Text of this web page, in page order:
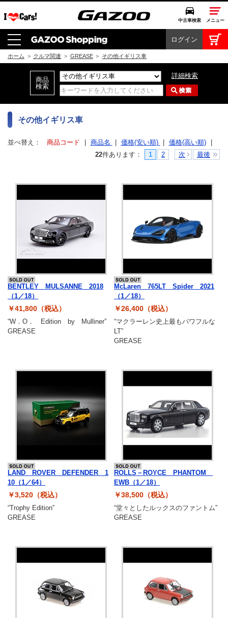
中古車検索 メニュー
中古車検索 クルマカタログ
愛車広場
クルマ情報
モビリティ
ドライブ
最新ニュース
TOYOTA GAZOO Racing
GAZOO SPORTS
GAZOO Shopping
ログイン
ホーム > クルマ関連 > GREASE > その他イギリス車
詳細検索
その他イギリス車
並べ替え： 商品コード 商品名 価格(安い順) 価格(高い順)
22件あります ： 1 2 次 最後
BENTLEY MULSANNE 2018
（1／18）
￥41,800（税込）
“W．O． Edition by Mulliner”
GREASE
McLaren 765LT Spider 2021
（1／18）
￥26,400（税込）
“マクラーレン史上最もパワフルな
LT”
GREASE
LAND ROVER DEFENDER 1
10（1／64）
￥3,520（税込）
“Trophy Edition”
GREASE
ROLLS－ROYCE PHANTOM
EWB（1／18）
￥38,500（税込）
“堂々としたルックスのファントム”
GREASE